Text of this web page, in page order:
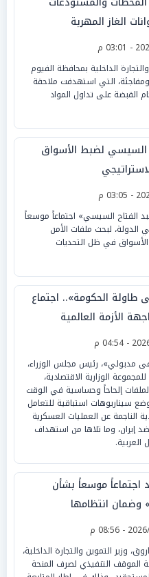
الغاز المهربة
الداخلية بمحافظة الفيوم
التي استهدفت ملاحقة
القبضة على تداول المواد
السيسي لضبط الأسواق
الفتاح السيسي» اجتماعاً موسعاً
الدولة، لبحث ملفات الأمن
في ظل التحديات
طاولة الحكومة».. اجتماع
الأزمة العالمية
مدبولي»، رئيس مجلس الوزراء،
الوزارية الاقتصادية،
إلحاحاً وحساسية في الوقت
سيناريوهات استباقية للتعامل
الناجمة عن العمليات العسكرية
ضد إيران، وما تلاها من استهداف
اجتماعاً موسعاً بشأن
وضمان انتظامها
وزير التموين والتجارة الداخلية،
الموقف التنفيذي لصرف المنحة